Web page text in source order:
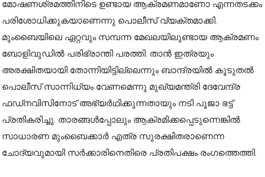
മോഷണശ്രമത്തിനിടെ ഉണ്ടായ ആക്രമണമാണോ എന്നതടക്കം
പരിശോധിക്കുകയാണെന്നു പൊലീസ് വ്യക്തമാക്കി.
മുംബൈയിലെ ഏറ്റവും സമ്പന്ന മേഖലയിലുണ്ടായ ആക്രമണം
ബോളിവുഡിൽ പരിഭ്രാന്തി പരത്തി. താൻ ഇത്രയും
അരക്ഷിതയായി തോന്നിയിട്ടില്ലെന്നും ബാന്ദ്രയിൽ കൂടുതൽ
പൊലീസ് സാന്നിധ്യം വേണമെന്നു മുഖ്യമന്ത്രി ദേവേന്ദ്ര
ഫഡ്നവിസിനോട് അഭ്യർഥിക്കുന്നതായും നടി പൂജാ ഭട്ട്
പ്രതികരിച്ചു. താരങ്ങൾപ്പോലും ആക്രമിക്കപ്പെടുന്നെങ്കിൽ
സാധാരണ മുംബൈക്കാർ എത്ര സുരക്ഷിതരാണെന്ന
ചോദ്യവുമായി സർക്കാരിനെതിരെ പ്രതിപക്ഷം രംഗത്തെത്തി.